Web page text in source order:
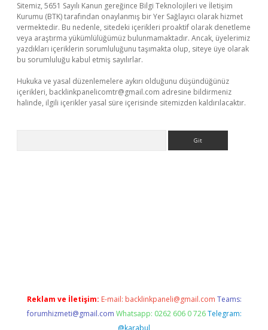
Sitemiz, 5651 Sayılı Kanun gereğince Bilgi Teknolojileri ve İletişim
Kurumu (BTK) tarafından onaylanmış bir Yer Sağlayıcı olarak hizmet
vermektedir. Bu nedenle, sitedeki içerikleri proaktif olarak denetleme
veya araştırma yükümlülüğümüz bulunmamaktadır. Ancak, üyelerimiz
yazdıkları içeriklerin sorumluluğunu taşımakta olup, siteye üye olarak
bu sorumluluğu kabul etmiş sayılırlar.
Hukuka ve yasal düzenlemelere aykırı olduğunu düşündüğünüz
içerikleri, backlinkpanelicomtr@gmail.com adresine bildirmeniz
halinde, ilgili içerikler yasal süre içerisinde sitemizden kaldırılacaktır.
Reklam ve İletişim: E-mail: backlinkpaneli@gmail.com Teams:
forumhizmeti@gmail.com Whatsapp: 0262 606 0 726 Telegram:
@karabul